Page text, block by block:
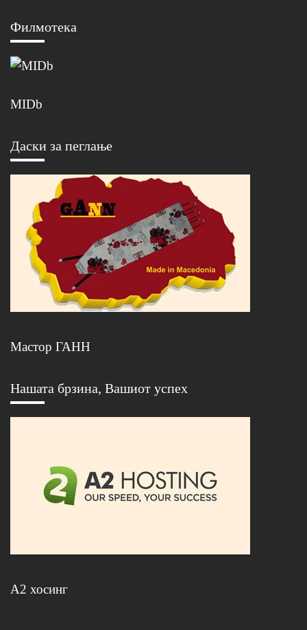
Филмотека
MIDb
Даски за пеглање
Мастор ГАНН
Нашата брзина, Вашиот успех
А2 хосинг